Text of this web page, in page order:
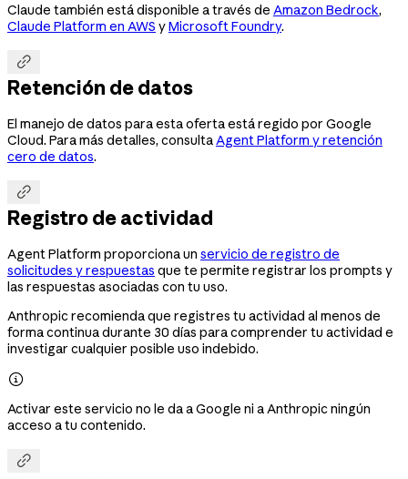
Claude también está disponible a través de Amazon Bedrock,
Claude Platform en AWS yMicrosoft Foundry.

Retención de datos
El manejo de datos para esta oferta está regido por Google
Cloud. Para más detalles, consultaAgent Platform y retención
cero de datos.

Registro de actividad
Agent Platform proporciona un servicio de registro de
solicitudes y respuestas que te permite registrar los prompts y
las respuestas asociadas con tu uso.
Anthropic recomienda que registres tu actividad al menos de
forma continua durante 30 días para comprender tu actividad e
investigar cualquier posible uso indebido.

Activar este servicio no le da a Google ni a Anthropic ningún
acceso a tu contenido.
